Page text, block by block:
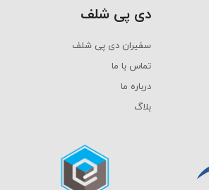
دی پی شلف
سفیران دی پی شلف
تماس با ما
درباره ما
بلاگ